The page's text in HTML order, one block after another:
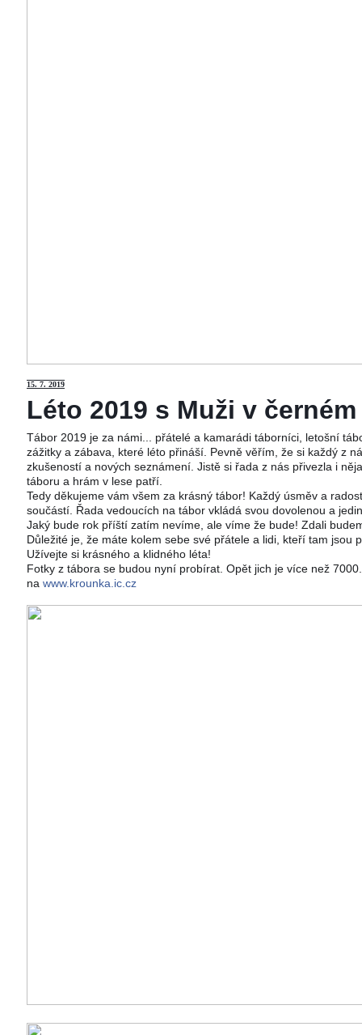
15. 7. 2019
Léto 2019 s Muži v
Tábor 2019 je za námi... přátelé a kamarádi táborníci, letošní
zážitky a zábava, které léto přináší. Pevně věřím, že si každý z
zkušeností a nových seznámení. Jistě si řada z nás přivezla i
táboru a hrám v lese patří.
Tedy děkujeme vám všem za krásný tábor! Každý úsměv a
součástí. Řada vedoucích na tábor vkládá svou dovolenou a
Jaký bude rok příští zatím nevíme, ale víme že bude! Zdali
Důležité je, že máte kolem sebe své přátele a lidi, kteří tam jsou
Užívejte si krásného a klidného léta!
Fotky z tábora se budou nyní probírat. Opět jich je více než
na www.krounka.ic.cz